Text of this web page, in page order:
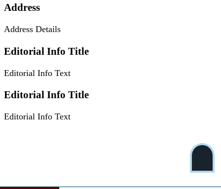
Address
Address Details
Editorial Info Title
Editorial Info Text
Editorial Info Title
Editorial Info Text